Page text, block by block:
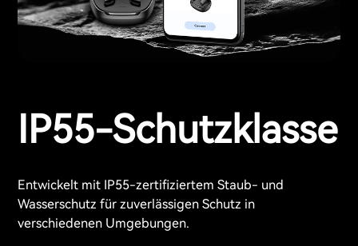
IP55-Schutzklasse
Entwickelt mit IP55-zertifiziertem Staub- und
Wasserschutz für zuverlässigen Schutz in
verschiedenen Umgebungen.